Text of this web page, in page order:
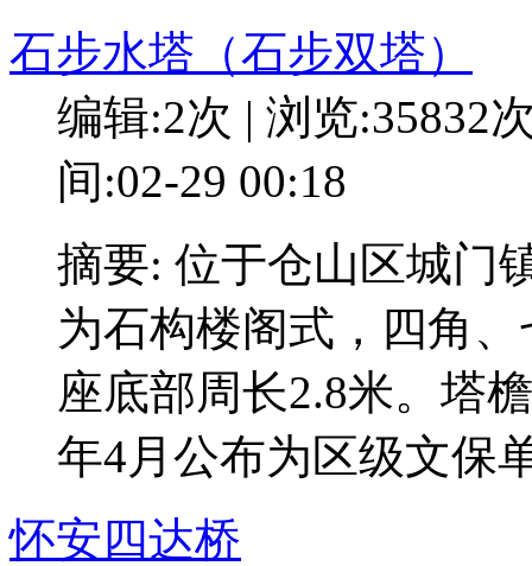
石步水塔（石步双塔）
编辑:2次 | 浏览:35832
间:02-29 00:18
摘要: 位于仓山区城门
为石构楼阁式，四角
座底部周长2.8米。塔
年4月公布为区级文保
怀安四达桥